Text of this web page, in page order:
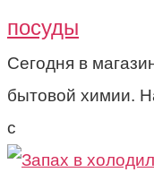
посуды
Сегодня в
бытовой химии.
с